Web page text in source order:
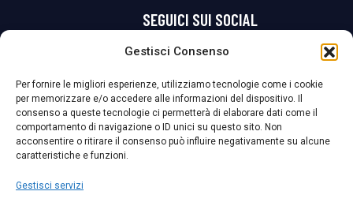
Gestisci Consenso
Per fornire le migliori esperienze, utilizziamo tecnologie come i cookie
per memorizzare e/o accedere alle informazioni del dispositivo. Il
consenso a queste tecnologie ci permetterà di elaborare dati come il
comportamento di navigazione o ID unici su questo sito. Non
acconsentire o ritirare il consenso può influire negativamente su alcune
caratteristiche e funzioni.
Gestisci servizi
SEGUICI SUI SOCIAL
La Società ha nominato il Responsabile della Protezione dei Dati Personali (DPO), figura specializzata che vigila sulle modalità adottate dalla
nostra Società per tutelare i Suoi dati personali.